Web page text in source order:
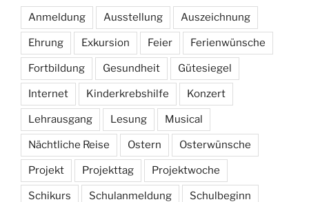
Anmeldung Ausstellung Auszeichnung
Ehrung Exkursion Feier Ferienwünsche
Fortbildung Gesundheit Gütesiegel
Internet Kinderkrebshilfe Konzert
Lehrausgang Lesung Musical
Nächtliche Reise Ostern Osterwünsche
Projekt Projekttag Projektwoche
Schikurs Schulanmeldung Schulbeginn